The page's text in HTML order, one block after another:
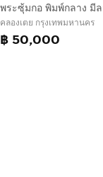
คลองเตย กรุงเทพมหานคร
฿ 50,000